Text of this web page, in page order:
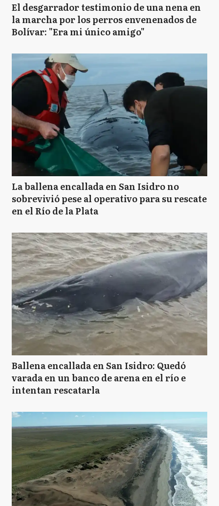
El desgarrador testimonio de una nena en
la marcha por los perros envenenados de
Bolívar: "Era mi único amigo"
La ballena encallada en San Isidro no
sobrevivió pese al operativo para su rescate
en el Río de la Plata
Ballena encallada en San Isidro: Quedó
varada en un banco de arena en el río e
intentan rescatarla